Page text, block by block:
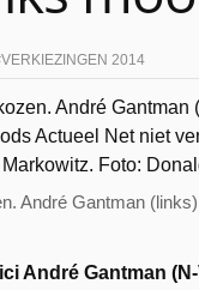
VERKIEZINGEN 2014
André Gantman
André Gantman